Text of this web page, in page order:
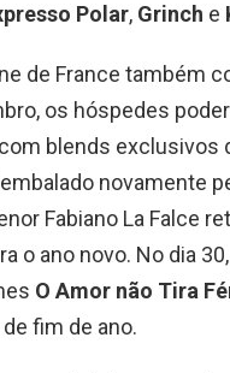
Polar, Grinch e
de France também
os hóspedes
blends exclusivos
novamente
Fabiano La Falce
o ano novo. No dia
O Amor não Tira
fim de ano.